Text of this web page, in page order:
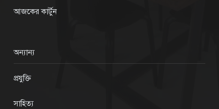
আজকের কার্টুন
অন্যান্য
প্রযুক্তি
সাহিত্য